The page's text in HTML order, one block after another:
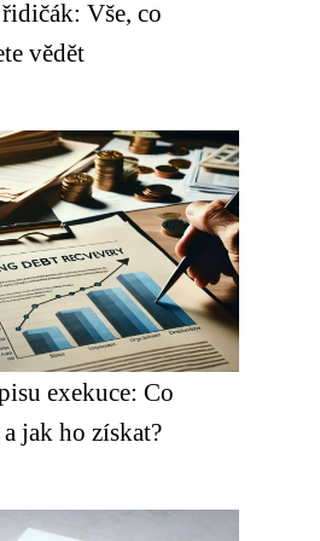
Vše, co
vědět
exekuce: Co
jak ho získat?